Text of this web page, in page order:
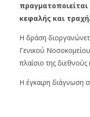
κεφαλής και
Η δράση
Γενικού
πλαίσιο της
Η έγκαιρη διάγνωση